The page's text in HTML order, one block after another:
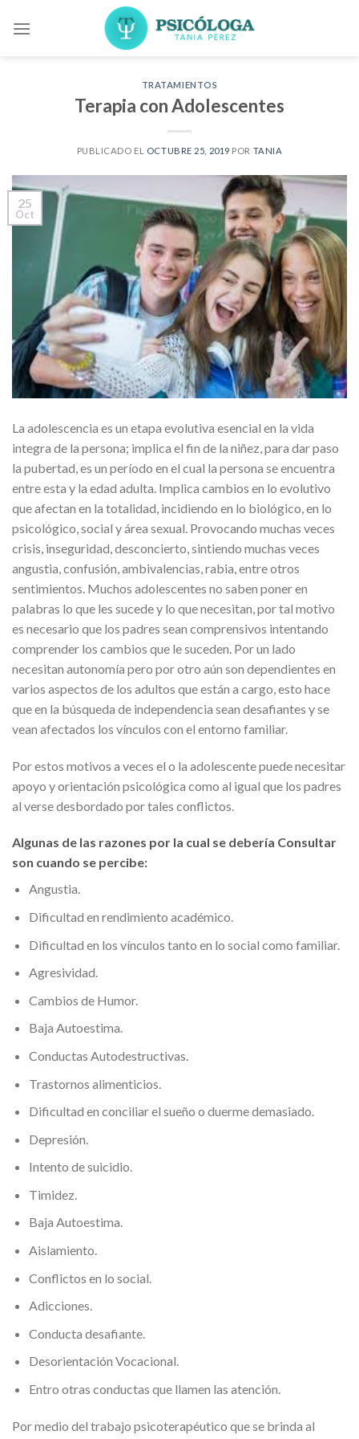
TRATAMIENTOS
Terapia con Adolescentes
PUBLICADO EL OCTUBRE 25, 2019 POR TANIA
25
Oct
La adolescencia es un etapa evolutiva esencial en la vida
integra de la persona; implica el fin de la niñez, para dar paso
la pubertad, es un período en el cual la persona se encuentra
entre esta y la edad adulta. Implica cambios en lo evolutivo
que afectan en la totalidad, incidiendo en lo biológico, en lo
psicológico, social y área sexual. Provocando muchas veces
crisis, inseguridad, desconcierto, sintiendo muchas veces
angustia, confusión, ambivalencias, rabia, entre otros
sentimientos. Muchos adolescentes no saben poner en
palabras lo que les sucede y lo que necesitan, por tal motivo
es necesario que los padres sean comprensivos intentando
comprender los cambios que le suceden. Por un lado
necesitan autonomía pero por otro aún son dependientes en
varios aspectos de los adultos que están a cargo, esto hace
que en la búsqueda de independencia sean desafiantes y se
vean afectados los vínculos con el entorno familiar.
Por estos motivos a veces el o la adolescente puede necesitar
apoyo y orientación psicológica como al igual que los padres
al verse desbordado por tales conflictos.
Algunas de las razones por la cual se debería Consultar
son cuando se percibe:
Angustia.
Dificultad en rendimiento académico.
Dificultad en los vínculos tanto en lo social como familiar.
Agresividad.
Cambios de Humor.
Baja Autoestima.
Conductas Autodestructivas.
Trastornos alimenticios.
Dificultad en conciliar el sueño o duerme demasiado.
Depresión.
Intento de suicidio.
Timidez.
Baja Autoestima.
Aislamiento.
Conflictos en lo social.
Adicciones.
Conducta desafiante.
Desorientación Vocacional.
Entro otras conductas que llamen las atención.
Por medio del trabajo psicoterapéutico que se brinda al